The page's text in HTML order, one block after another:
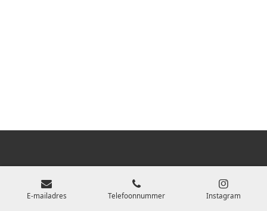
E-mailadres Telefoonnummer Instagram